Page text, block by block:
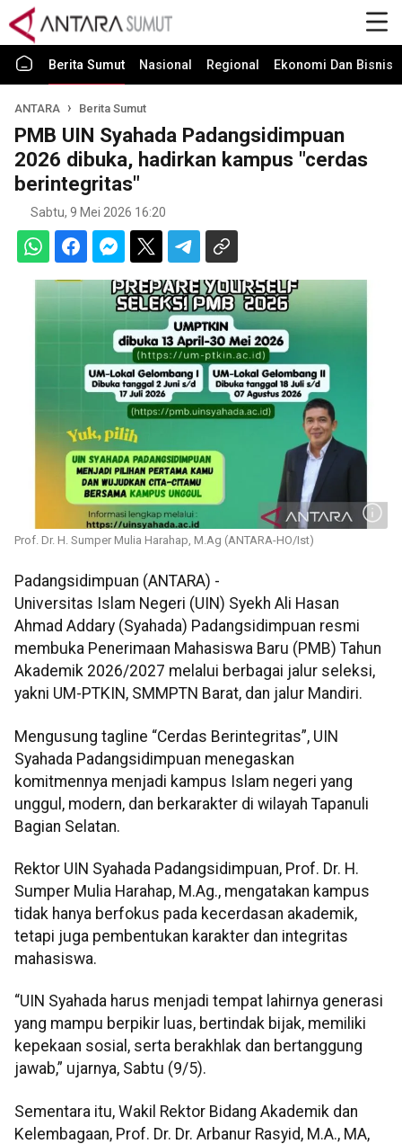
Berita Sumut Nasional Regional Ekonomi Dan Bisnis
ANTARA Berita Sumut
PMB UIN Syahada Padangsidimpuan
2026 dibuka, hadirkan kampus "cerdas
berintegritas"
Sabtu, 9 Mei 2026 16:20
Prof. Dr. H. Sumper Mulia Harahap, M.Ag (ANTARA-HO/Ist)
Padangsidimpuan (ANTARA) -
Universitas Islam Negeri (UIN) Syekh Ali Hasan
Ahmad Addary (Syahada) Padangsidimpuan resmi
membuka Penerimaan Mahasiswa Baru (PMB) Tahun
Akademik 2026/2027 melalui berbagai jalur seleksi,
yakni UM-PTKIN, SMMPTN Barat, dan jalur Mandiri.
Mengusung tagline “Cerdas Berintegritas”, UIN
Syahada Padangsidimpuan menegaskan
komitmennya menjadi kampus Islam negeri yang
unggul, modern, dan berkarakter di wilayah Tapanuli
Bagian Selatan.
Rektor UIN Syahada Padangsidimpuan, Prof. Dr. H.
Sumper Mulia Harahap, M.Ag., mengatakan kampus
tidak hanya berfokus pada kecerdasan akademik,
tetapi juga pembentukan karakter dan integritas
mahasiswa.
“UIN Syahada harus menjadi tempat lahirnya generasi
yang mampu berpikir luas, bertindak bijak, memiliki
kepekaan sosial, serta berakhlak dan bertanggung
jawab,” ujarnya, Sabtu (9/5).
Sementara itu, Wakil Rektor Bidang Akademik dan
Kelembagaan, Prof. Dr. Dr. Arbanur Rasyid, M.A., MA,